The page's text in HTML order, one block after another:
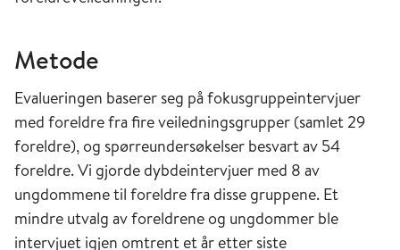
Metode
Evalueringen baserer seg på fokusgruppeintervjuer
med foreldre fra fire veiledningsgrupper (samlet 29
foreldre), og spørreundersøkelser besvart av 54
foreldre. Vi gjorde dybdeintervjuer med 8 av
ungdommene til foreldre fra disse gruppene. Et
mindre utvalg av foreldrene og ungdommer ble
intervjuet igjen omtrent et år etter siste